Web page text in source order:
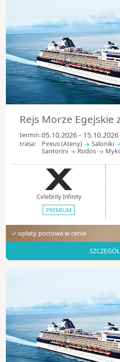
Rejs Morze Egejskie
termin:05.10.2026 -
trasa: Pireus (Ateny) Saloniki
Santorini
Rodos
Celebrity Infinity
PREMIUM
✓ opłaty portowe w cenie